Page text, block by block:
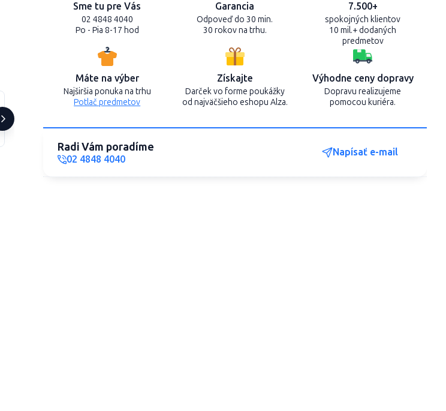
Sme tu pre Vás
02 4848 4040
Po - Pia 8-17 hod
Garancia
Odpoveď do 30 min.
30 rokov na trhu.
7.500+
spokojných klientov
10 mil.+ dodaných
predmetov
Máte na výber
Najširšia ponuka na trhu
Potlač predmetov
Získajte
Darček vo forme poukážky
od najväčšieho eshopu Alza.
Výhodne ceny dopravy
Dopravu realizujeme
pomocou kuriéra.
Radi Vám poradíme
02 4848 4040
Napísať e-mail